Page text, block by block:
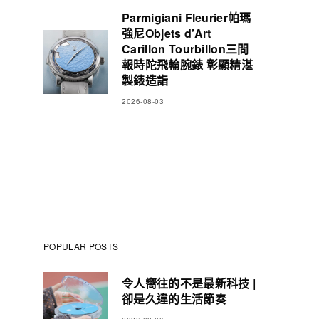
Parmigiani Fleurier帕瑪
強尼Objets d’Art
Carillon Tourbillon三問
報時陀飛輪腕錶 彰顯精湛
製錶造詣
2026-08-03
POPULAR POSTS
令人嚮往的不是最新科技 |
卻是久違的生活節奏